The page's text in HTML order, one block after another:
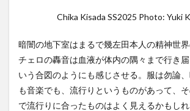
Chika Kisada SS2025 Photo: Yuki
暗闇の地下室はまるで幾左田本人の精神世界
チェロの轟音は血液が体内の隅々まで行き
いう合図のようにも感じさせる。服は勿論
も音楽でも、流行りというものがあって、
で流行りに合ったものはよく見えるかもし